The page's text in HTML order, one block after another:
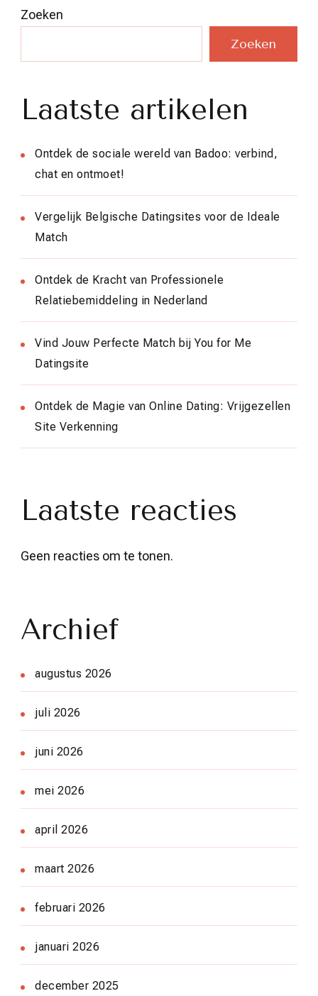
Zoeken
Zoeken
Laatste artikelen
Ontdek de sociale wereld van Badoo: verbind,
chat en ontmoet!
Vergelijk Belgische Datingsites voor de Ideale
Match
Ontdek de Kracht van Professionele
Relatiebemiddeling in Nederland
Vind Jouw Perfecte Match bij You for Me
Datingsite
Ontdek de Magie van Online Dating: Vrijgezellen
Site Verkenning
Laatste reacties
Geen reacties om te tonen.
Archief
augustus 2026
juli 2026
juni 2026
mei 2026
april 2026
maart 2026
februari 2026
januari 2026
december 2025